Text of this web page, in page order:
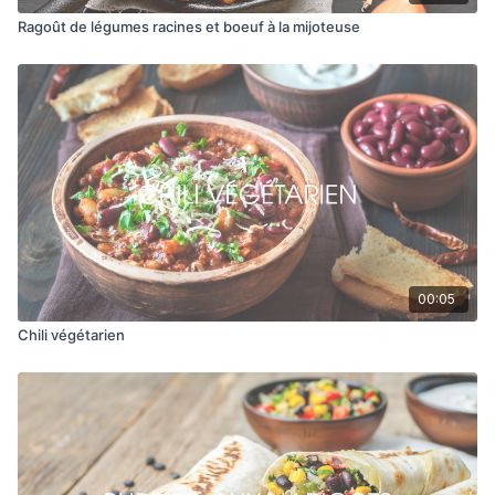
Ragoût de légumes racines et boeuf à la mijoteuse
00:05
Chili végétarien